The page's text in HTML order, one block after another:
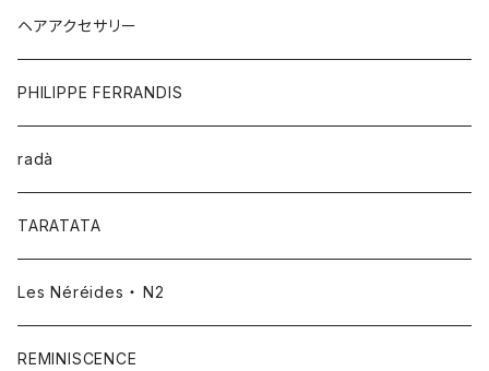
ヘアアクセサリー
PHILIPPE FERRANDIS
radà
TARATATA
Les Néréides ・ N2
REMINISCENCE